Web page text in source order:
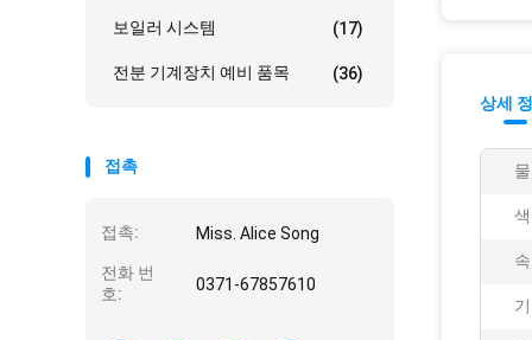
보일러 시스템 (17)
전분 기계장치 예비 품목 (36)
접촉
접촉: Miss. Alice Song
전화 번
호:
0371-67857610
상세